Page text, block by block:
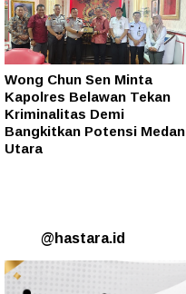
Wong Chun Sen Minta
Kapolres Belawan Tekan
Kriminalitas Demi
Bangkitkan Potensi Medan
Utara
@hastara.id